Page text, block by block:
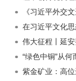
《习近平外交
“绿色中铜”从何
紫金矿业：高